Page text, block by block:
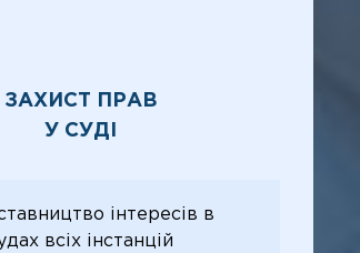
ЗАХИСТ ПРАВ
У СУДІ
інтересів в
всіх інстанцій